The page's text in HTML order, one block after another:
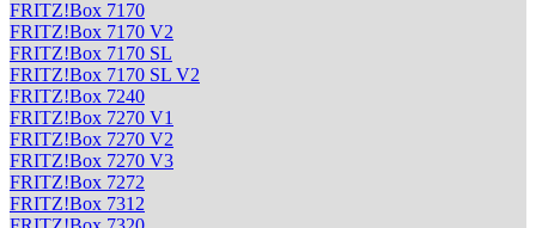
FRITZ!Box 7170
FRITZ!Box 7170 V2
FRITZ!Box 7170 SL
FRITZ!Box 7170 SL V2
FRITZ!Box 7240
FRITZ!Box 7270 V1
FRITZ!Box 7270 V2
FRITZ!Box 7270 V3
FRITZ!Box 7272
FRITZ!Box 7312